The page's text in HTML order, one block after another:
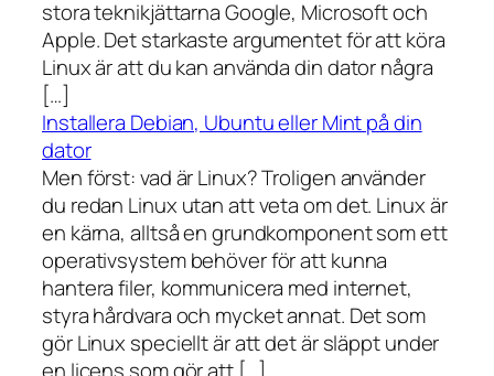
stora teknikjättarna Google, Microsoft och
Apple. Det starkaste argumentet för att köra
Linux är att du kan använda din dator några
[…]
Installera Debian, Ubuntu eller Mint på din
dator
Men först: vad är Linux? Troligen använder
du redan Linux utan att veta om det. Linux är
en kärna, alltså en grundkomponent som ett
operativsystem behöver för att kunna
hantera filer, kommunicera med internet,
styra hårdvara och mycket annat. Det som
gör Linux speciellt är att det är släppt under